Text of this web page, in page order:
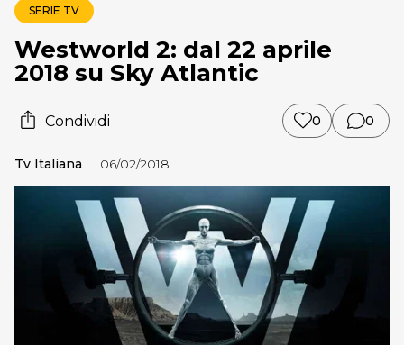
SERIE TV
Westworld 2: dal 22 aprile
2018 su Sky Atlantic
Condividi 0 0
Tv Italiana 06/02/2018